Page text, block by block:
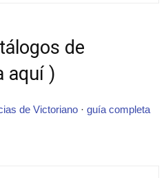
de
aquí )
de Victoriano · guía completa